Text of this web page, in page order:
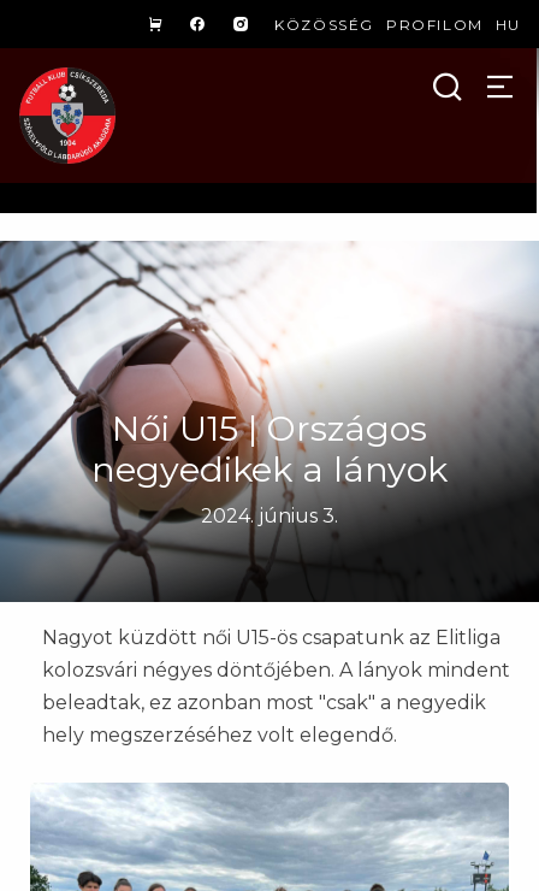
KÖZÖSSÉG PROFILOM HU
Női U15 | Országos
negyedikek a lányok
2024. június 3.
Nagyot küzdött női U15-ös csapatunk az Elitliga
kolozsvári négyes döntőjében. A lányok mindent
beleadtak, ez azonban most "csak" a negyedik
hely megszerzéséhez volt elegendő.